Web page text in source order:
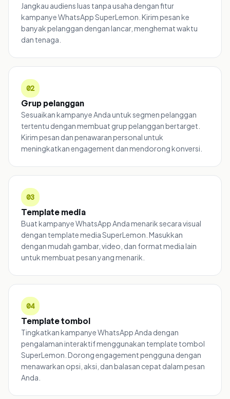
Jangkau audiens luas tanpa usaha dengan fitur
kampanye WhatsApp SuperLemon. Kirim pesan ke
banyak pelanggan dengan lancar, menghemat waktu
dan tenaga.
02
Grup pelanggan
Sesuaikan kampanye Anda untuk segmen pelanggan
tertentu dengan membuat grup pelanggan bertarget.
Kirim pesan dan penawaran personal untuk
meningkatkan engagement dan mendorong konversi.
03
Template media
Buat kampanye WhatsApp Anda menarik secara visual
dengan template media SuperLemon. Masukkan
dengan mudah gambar, video, dan format media lain
untuk membuat pesan yang menarik.
04
Template tombol
Tingkatkan kampanye WhatsApp Anda dengan
pengalaman interaktif menggunakan template tombol
SuperLemon. Dorong engagement pengguna dengan
menawarkan opsi, aksi, dan balasan cepat dalam pesan
Anda.